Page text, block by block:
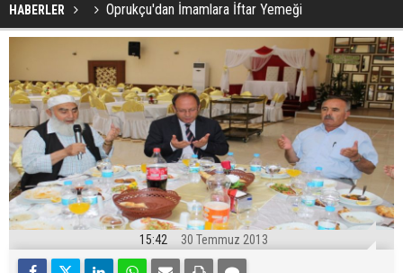
HABERLER Oprukçu'dan İmamlara İftar Yemeği
15:42 30 Temmuz 2013